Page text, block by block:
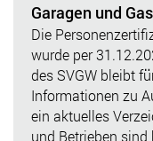
Garagen und
Die
wurde per
des SVGW bleibt
Informationen zu
ein aktuelles
und Betrieben sind